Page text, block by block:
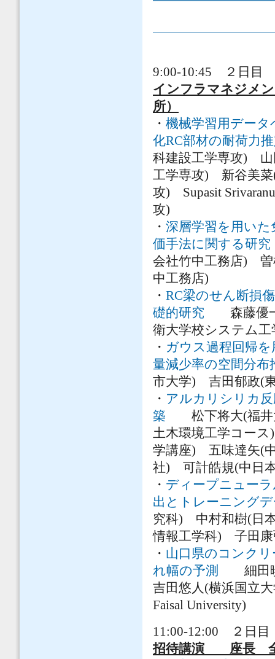
9:00-10:45 ２日目
インフラマネジメ
所）
・ 機械学習用デー
化RC部材の耐荷力
科建設工学専攻) 山
工学専攻) 新谷美菜
攻) Supasit
攻)
・ 深層学習を用いた
価手法に関する研究
会社竹中工務店) 曽
中工務店)
・ RC梁のせん断損
礎的研究 森藤優一
衛大学校システム
・ ガウス過程回帰
量減少率の空間分布
市大学) 吉田郁政(
・ アルカリシリカ
築 松下将大(福井
土木環境工学コー
学講座) 五味達矢(
社) 可計皓規(中日
・ ディープニュー
出とトレーニング
究科) 中村和樹(日
情報工学科) 子田康
・ 山口県のコンク
れ幅の予測
細田暁
吉田悠人(横浜国立
Faisal University)
11:00-12:00 ２日
招待講演 座長 全